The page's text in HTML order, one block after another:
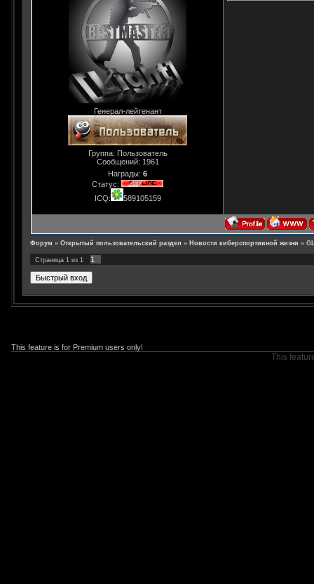
Генерал-лейтенант
Группа: Пользователь
Сообщений: 1961
Награды: 6
Статус:
ICQ:
589105159
Форум » Открытый пользовательский раздел » Новости киберспортивной жизни »
Страница 1 из 1 1
This feature is for Premium users only!
This